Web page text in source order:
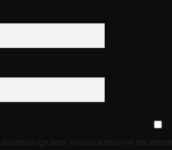
için adım, e-posta adresim ve site